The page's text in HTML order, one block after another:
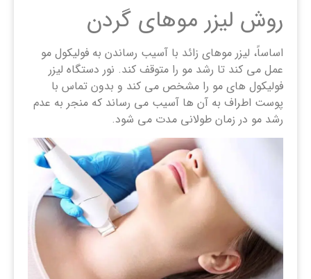
روش لیزر موهای گردن
اساساً، لیزر موهای زائد با آسیب رساندن به فولیکول مو
عمل می کند تا رشد مو را متوقف کند. نور دستگاه لیزر
فولیکول های مو را مشخص می کند و بدون تماس با
پوست اطراف به آن ها آسیب می رساند که منجر به عدم
رشد مو در زمان طولانی مدت می شود.